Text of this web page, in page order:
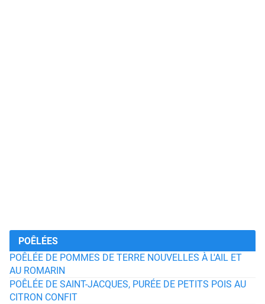
POÊLÉES
POÊLÉE DE POMMES DE TERRE NOUVELLES À L'AIL ET
AU ROMARIN
POÊLÉE DE SAINT-JACQUES, PURÉE DE PETITS POIS AU
CITRON CONFIT